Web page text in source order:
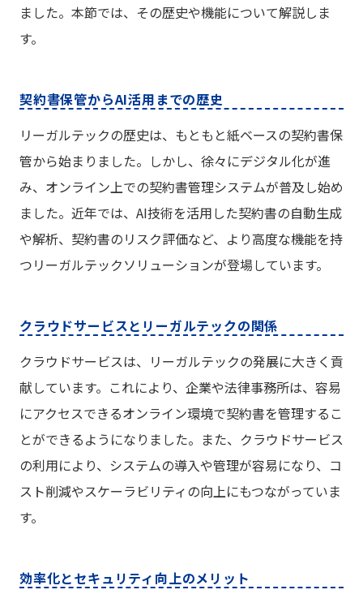
ました。本節では、その歴史や機能について解説しま
す。
契約書保管からAI活用までの歴史
リーガルテックの歴史は、もともと紙ベースの契約書保
管から始まりました。しかし、徐々にデジタル化が進
み、オンライン上での契約書管理システムが普及し始め
ました。近年では、AI技術を活用した契約書の自動生成
や解析、契約書のリスク評価など、より高度な機能を持
つリーガルテックソリューションが登場しています。
クラウドサービスとリーガルテックの関係
クラウドサービスは、リーガルテックの発展に大きく貢
献しています。これにより、企業や法律事務所は、容易
にアクセスできるオンライン環境で契約書を管理するこ
とができるようになりました。また、クラウドサービス
の利用により、システムの導入や管理が容易になり、コ
スト削減やスケーラビリティの向上にもつながっていま
す。
効率化とセキュリティ向上のメリット